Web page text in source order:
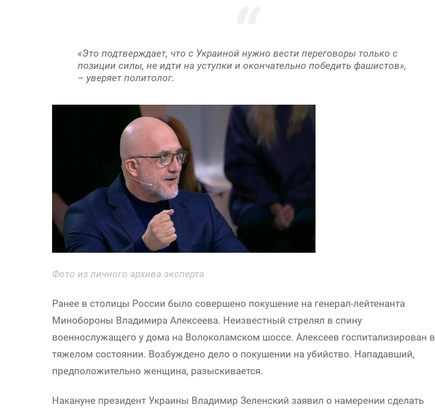
«Это подтверждает, что с Украиной нужно вести переговоры только с
позиции силы, не идти на уступки и окончательно победить фашистов»,
– уверяет политолог.
Фото из личного архива эксперта
Ранее в столицы России было совершено покушение на генерал-лейтенанта
Минобороны Владимира Алексеева. Неизвестный стрелял в спину
военнослужащего у дома на Волоколамском шоссе. Алексеев госпитализирован в
тяжелом состоянии. Возбуждено дело о покушении на убийство. Нападавший,
предположительно женщина, разыскивается.
Накануне президент Украины Владимир Зеленский заявил о намерении сделать